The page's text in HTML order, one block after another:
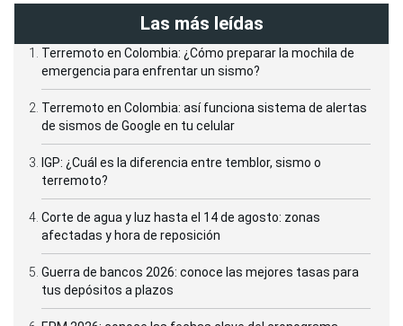
Las más leídas
Terremoto en Colombia: ¿Cómo preparar la mochila de
emergencia para enfrentar un sismo?
Terremoto en Colombia: así funciona sistema de alertas
de sismos de Google en tu celular
IGP: ¿Cuál es la diferencia entre temblor, sismo o
terremoto?
Corte de agua y luz hasta el 14 de agosto: zonas
afectadas y hora de reposición
Guerra de bancos 2026: conoce las mejores tasas para
tus depósitos a plazos